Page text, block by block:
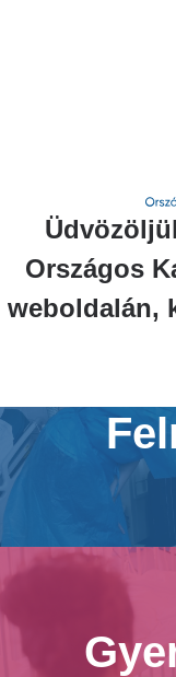
Országos
weboldalán,